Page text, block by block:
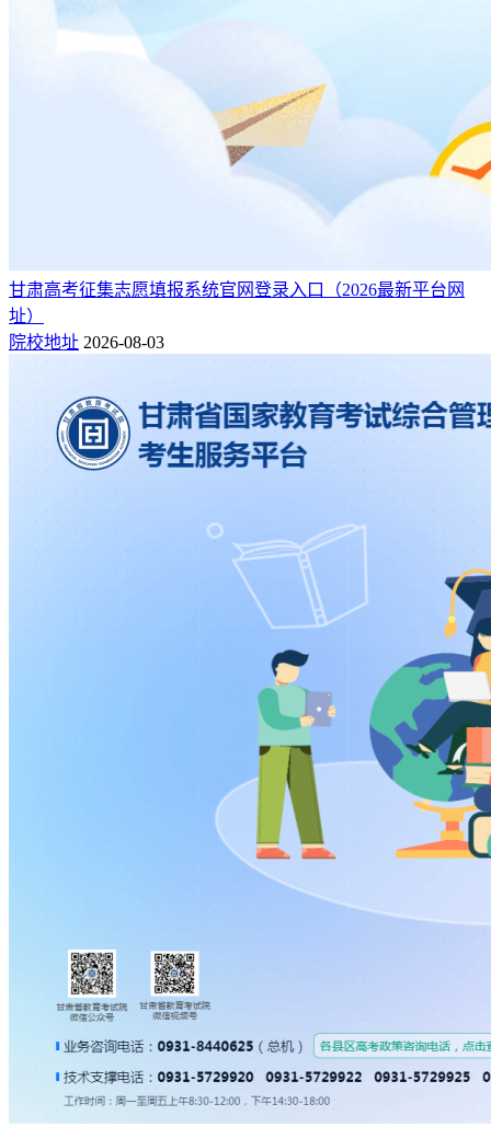
甘肃高考征集志愿填报系统官网登录入口（2026最新平台网
址）
院校地址 2026-08-03